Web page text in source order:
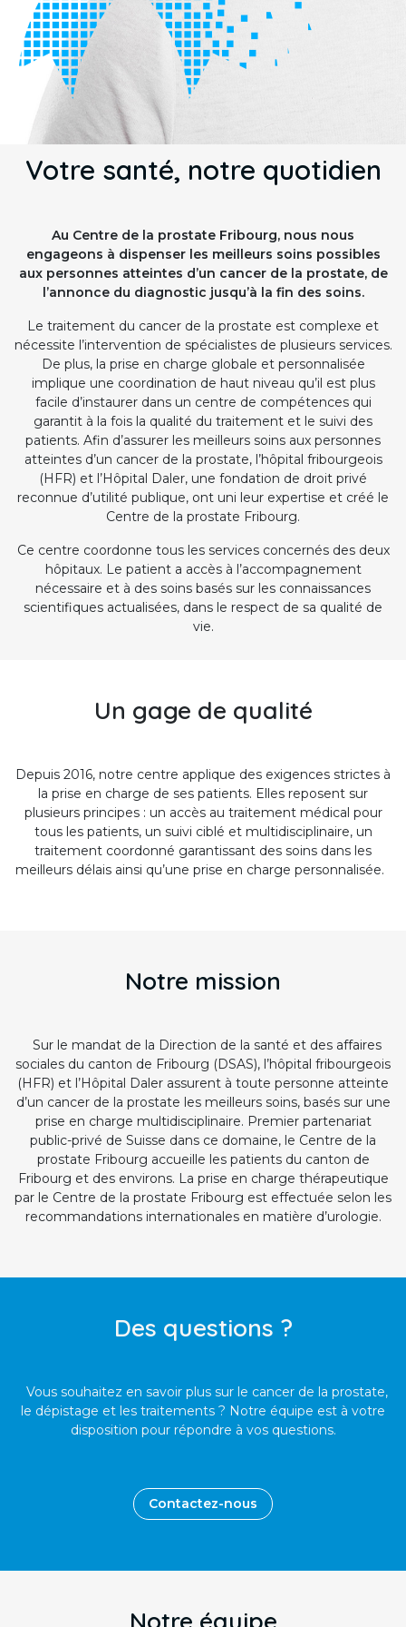
Votre santé, notre quotidien
Au Centre de la prostate Fribourg, nous nous
engageons à dispenser les meilleurs soins possibles
aux personnes atteintes d’un cancer de la prostate, de
l’annonce du diagnostic jusqu’à la fin des soins.
Le traitement du cancer de la prostate est complexe et
nécessite l’intervention de spécialistes de plusieurs services.
De plus, la prise en charge globale et personnalisée
implique une coordination de haut niveau qu’il est plus
facile d’instaurer dans un centre de compétences qui
garantit à la fois la qualité du traitement et le suivi des
patients. Afin d’assurer les meilleurs soins aux personnes
atteintes d’un cancer de la prostate, l’hôpital fribourgeois
(HFR) et l’Hôpital Daler, une fondation de droit privé
reconnue d’utilité publique, ont uni leur expertise et créé le
Centre de la prostate Fribourg.
Ce centre coordonne tous les services concernés des deux
hôpitaux. Le patient a accès à l’accompagnement
nécessaire et à des soins basés sur les connaissances
scientifiques actualisées, dans le respect de sa qualité de
vie.
Un gage de qualité
Depuis 2016, notre centre applique des exigences strictes à
la prise en charge de ses patients. Elles reposent sur
plusieurs principes : un accès au traitement médical pour
tous les patients, un suivi ciblé et multidisciplinaire, un
traitement coordonné garantissant des soins dans les
meilleurs délais ainsi qu’une prise en charge personnalisée.
Notre mission
Sur le mandat de la Direction de la santé et des affaires
sociales du canton de Fribourg (DSAS), l’hôpital fribourgeois
(HFR) et l’Hôpital Daler assurent à toute personne atteinte
d’un cancer de la prostate les meilleurs soins, basés sur une
prise en charge multidisciplinaire. Premier partenariat
public-privé de Suisse dans ce domaine, le Centre de la
prostate Fribourg accueille les patients du canton de
Fribourg et des environs. La prise en charge thérapeutique
par le Centre de la prostate Fribourg est effectuée selon les
recommandations internationales en matière d’urologie.
Des questions ?
Vous souhaitez en savoir plus sur le cancer de la prostate,
le dépistage et les traitements ? Notre équipe est à votre
disposition pour répondre à vos questions.
Contactez-nous
Notre équipe